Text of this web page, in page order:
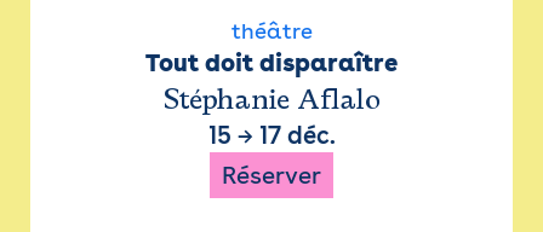
théâtre
Tout doit disparaître
Stéphanie Aflalo
15 → 17 déc.
Réserver